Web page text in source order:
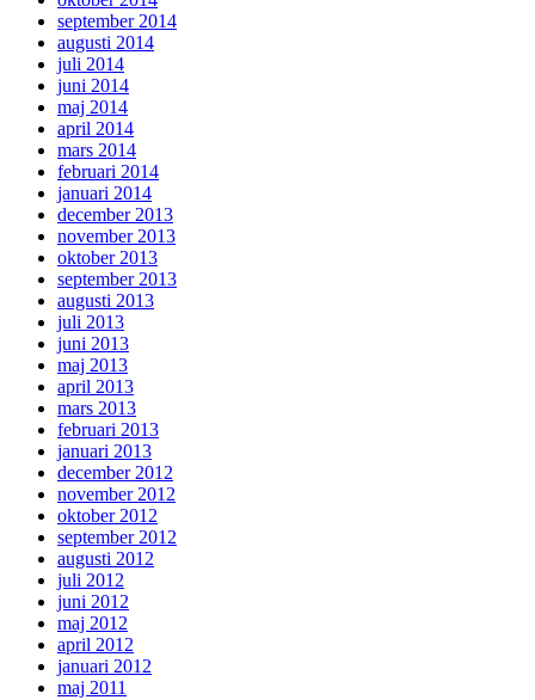
september 2014
augusti 2014
juli 2014
juni 2014
maj 2014
april 2014
mars 2014
februari 2014
januari 2014
december 2013
november 2013
oktober 2013
september 2013
augusti 2013
juli 2013
juni 2013
maj 2013
april 2013
mars 2013
februari 2013
januari 2013
december 2012
november 2012
oktober 2012
september 2012
augusti 2012
juli 2012
juni 2012
maj 2012
april 2012
januari 2012
maj 2011